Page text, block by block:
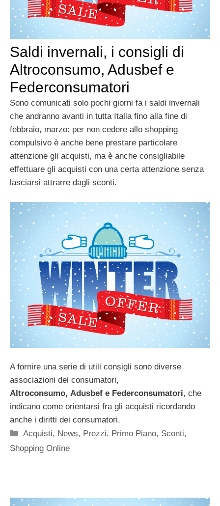
Saldi invernali, i consigli di
Altroconsumo, Adusbef e
Federconsumatori
Sono comunicati solo pochi giorni fa i saldi invernali
che andranno avanti in tutta Italia fino alla fine di
febbraio, marzo: per non cedere allo shopping
compulsivo è anche bene prestare particolare
attenzione gli acquisti, ma è anche consigliabile
effettuare gli acquisti con una certa attenzione senza
lasciarsi attrarre dagli sconti.
A fornire una serie di utili consigli sono diverse
associazioni dei consumatori,
Altroconsumo, Adusbef e Federconsumatori, che
indicano come orientarsi fra gli acquisti ricordando
anche i diritti dei consumatori.
Categorie
Acquisti, News, Prezzi, Primo Piano, Sconti,
Shopping Online